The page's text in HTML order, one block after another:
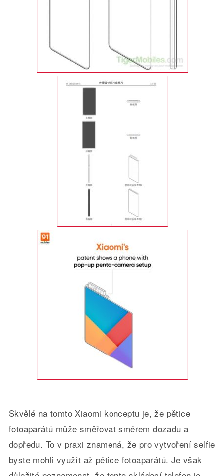
Skvělé na tomto Xiaomi konceptu je, že pětice
fotoaparátů může směřovat směrem dozadu a
dopředu. To v praxi znamená, že pro vytvoření selfie
byste mohli využít až pětice fotoaparátů. Je však